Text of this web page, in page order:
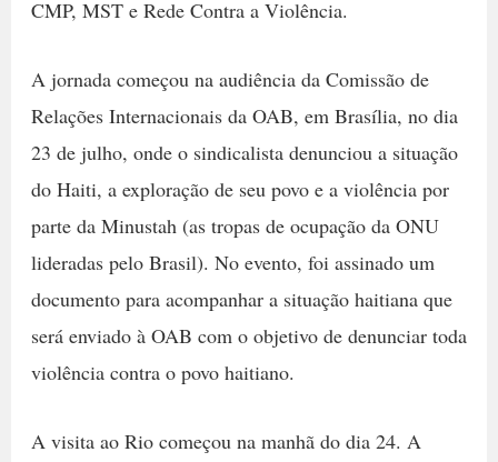
CMP, MST e Rede Contra a Violência.
A jornada começou na audiência da Comissão de
Relações Internacionais da OAB, em Brasília, no dia
23 de julho, onde o sindicalista denunciou a situação
do Haiti, a exploração de seu povo e a violência por
parte da Minustah (as tropas de ocupação da ONU
lideradas pelo Brasil). No evento, foi assinado um
documento para acompanhar a situação haitiana que
será enviado à OAB com o objetivo de denunciar toda
violência contra o povo haitiano.
A visita ao Rio começou na manhã do dia 24. A